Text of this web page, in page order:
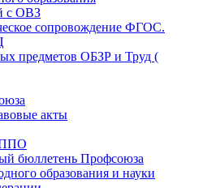
с ОВЗ
сопровождение ФГОС.
предметов ОБЗР и Труд (
акты
ППО
бюллетень Профсоюза
образования и науки